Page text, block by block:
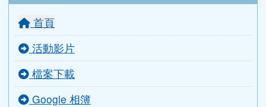
首頁
活動影片
檔案下載
Google 相簿